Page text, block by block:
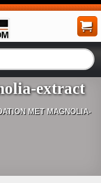
extract
MET MAGNOLIA-